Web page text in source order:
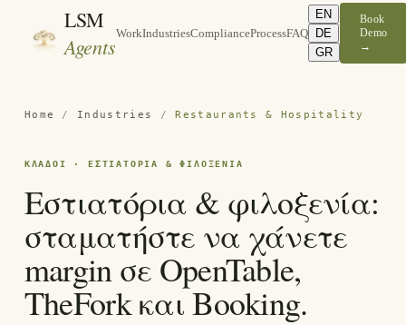
LSM
AgentsWorkIndustriesComplianceProcessFAQ
EN
DE
GR
Book
Demo
→
Home / Industries /Restaurants & Hospitality
ΚΛΆΔΟΙ · ΕΣΤΙΑΤΌΡΙΑ & ΦΙΛΟΞΕΝΊΑ
Εστιατόρια & φιλοξενία:
σταματήστε να χάνετε
margin σε OpenTable,
TheFork και Booking.